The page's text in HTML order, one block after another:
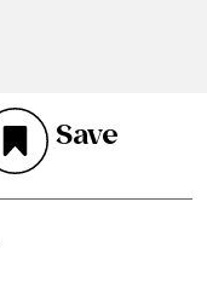
Save